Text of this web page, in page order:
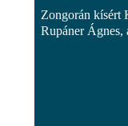
Zongorán kísért
Rupáner Ágnes,